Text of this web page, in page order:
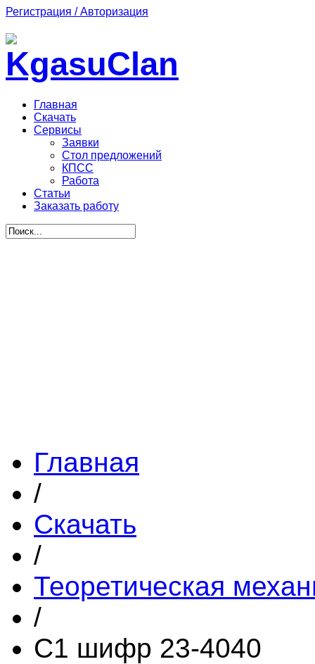
Регистрация / Авторизация
Главная
Скачать
Сервисы
Заявки
Стол предложений
КПСС
Работа
Статьи
Заказать работу
Главная
/
Скачать
/
Теоретическая
/
С1 шифр 23-4040